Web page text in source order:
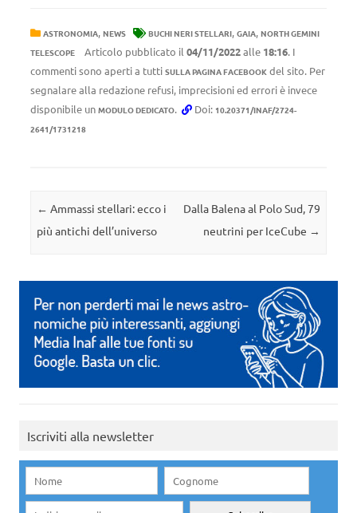
ASTRONOMIA, NEWS BUCHI NERI STELLARI, GAIA, NORTH GEMINI
TELESCOPE
Articolo pubblicato il 04/11/2022alle 18:16. I
commenti sono aperti a tutti SULLA PAGINA FACEBOOK del sito. Per
segnalare alla redazione refusi, imprecisioni ed errori è invece
disponibile un MODULO DEDICATO. Doi: 10.20371/INAF/2724-
2641/1731218
Navigazione articolo
← Ammassi stellari: ecco i
più antichi dell’universo
Dalla Balena al Polo Sud, 79
neutrini per IceCube →
Iscriviti alla newsletter